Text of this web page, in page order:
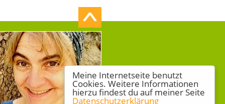
Meine Internetseite benutzt
Cookies. Weitere Informationen
hierzu findest du auf meiner Seite
Datenschutzerklärung